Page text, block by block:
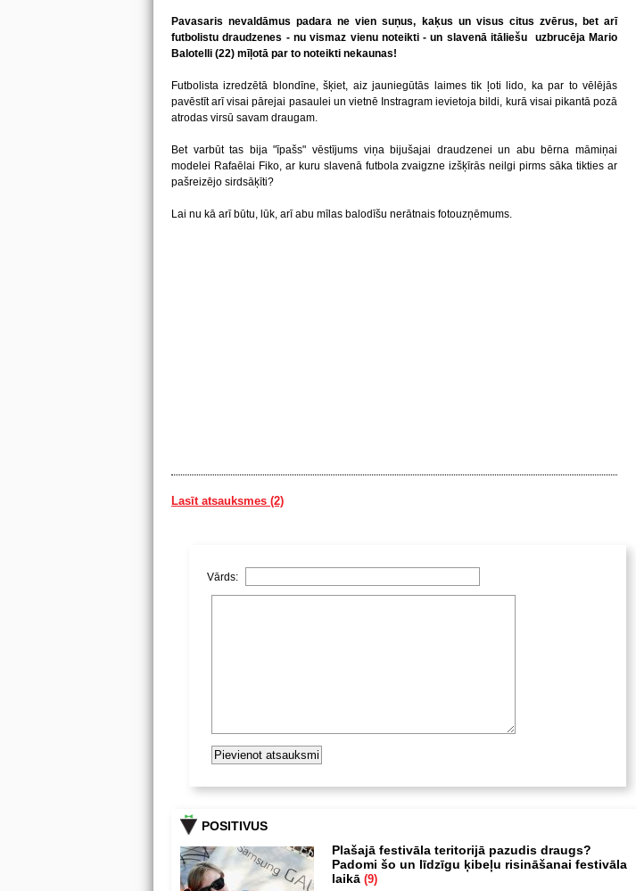
Pavasaris nevaldāmus padara ne vien suņus, kaķus un visus citus zvērus, bet arī
futbolistu draudzenes - nu vismaz vienu noteikti - un slavenā itāliešu uzbrucēja Mario
Balotelli (22) mīļotā par to noteikti nekaunas!
Futbolista izredzētā blondīne, šķiet, aiz jauniegūtās laimes tik ļoti lido, ka par to vēlējās
pavēstīt arī visai pārejai pasaulei un vietnē Instragram ievietoja bildi, kurā visai pikantā pozā
atrodas virsū savam draugam.
Bet varbūt tas bija "īpašs" vēstījums viņa bijušajai draudzenei un abu bērna māmiņai
modelei Rafaēlai Fiko, ar kuru slavenā futbola zvaigzne izšķīrās neilgi pirms sāka tikties ar
pašreizējo sirdsāķīti?
Lai nu kā arī būtu, lūk, arī abu mīlas balodīšu nerātnais fotouzņēmums.
Lasīt atsauksmes (2)
Vārds:
POSITIVUS
Plašajā festivāla teritorijā pazudis draugs?
Padomi šo un līdzīgu ķibeļu risināšanai festivāla
laikā (9)